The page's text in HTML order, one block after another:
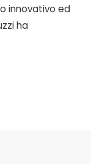
innovativo ed
ha